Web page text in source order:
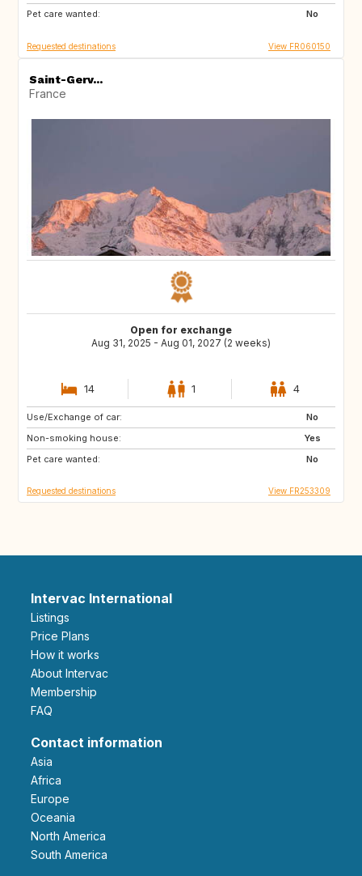
Pet care wanted:
No
Requested destinations View FR060150
Saint-Gerv...
France
Open for exchange
Aug 31, 2025 - Aug 01, 2027 (2 weeks)
14 1 4
Use/Exchange of car:
No
Non-smoking house:
Yes
Pet care wanted:
No
VN
ID
JP
Requested destinations View FR253309
Intervac International
Listings
Price Plans
How it works
About Intervac
Membership
FAQ
Contact information
Asia
Africa
Europe
Oceania
North America
South America